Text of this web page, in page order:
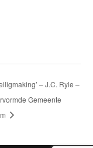
– J.C. Ryle –
Gemeente